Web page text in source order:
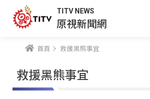
TITV NEWS
原視新聞網
首頁 救援黑熊事宜
救援黑熊事宜